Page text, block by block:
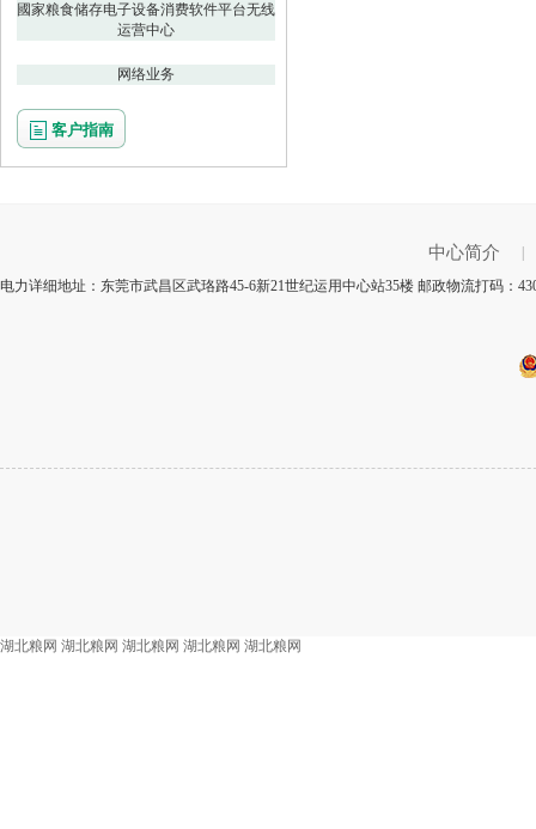
國家粮食储存电子设备消费软件平台无线
运营中心
网络业务
客户指南
中心简介
电力详细地址：东莞市武昌区武珞路45-6新21世纪运用中心站35楼 邮政物流打码：
湖北粮网 湖北粮网 湖北粮网 湖北粮网 湖北粮网